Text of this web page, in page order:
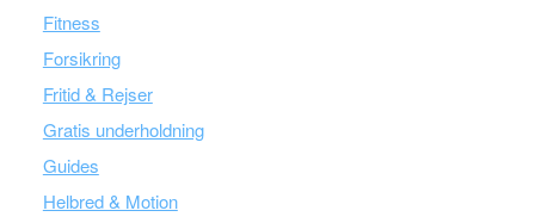
Fitness
Forsikring
Fritid & Rejser
Gratis underholdning
Guides
Helbred & Motion